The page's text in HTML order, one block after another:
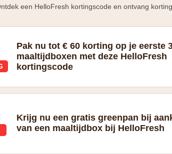
Smeg
een HelloFresh kortingscode en ontvang
Pak nu tot € 60 korting op je eerste
maaltijdboxen met deze HelloFresh
kortingscode
Krijg nu een gratis greenpan bij
van een maaltijdbox bij HelloFresh